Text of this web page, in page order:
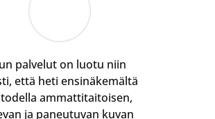
palvelut on luotu niin
että heti ensinäkemältä
ammattitaitoisen,
ja paneutuvan kuvan